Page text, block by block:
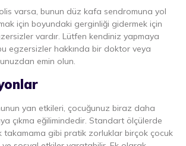
varsa, bunun düz kafa sendromuna yol
için boyundaki gerginliği gidermek için
vardır. Lütfen kendiniz yapmaya
egzersizler hakkında bir doktor veya
emin olun.
yan etkileri, çocuğunuz biraz daha
çıkma eğilimindedir. Standart ölçülerde
takamama gibi pratik zorluklar birçok çocuk